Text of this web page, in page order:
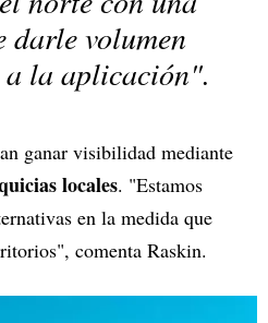
darle volumen
la aplicación".
ganar visibilidad mediante
locales. "Estamos
en la medida que
comenta Raskin.